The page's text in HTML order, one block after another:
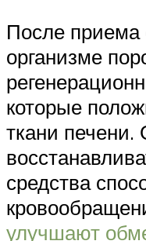
После
организме
которые
ткани
средства
улучшают